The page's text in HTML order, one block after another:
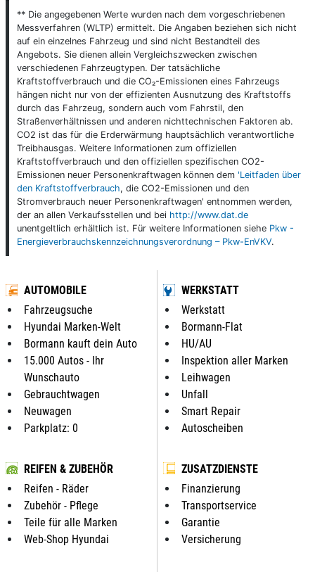
** Die angegebenen Werte wurden nach dem vorgeschriebenen
Messverfahren (WLTP) ermittelt. Die Angaben beziehen sich nicht
auf ein einzelnes Fahrzeug und sind nicht Bestandteil des
Angebots. Sie dienen allein Vergleichszwecken zwischen
verschiedenen Fahrzeugtypen. Der tatsächliche
Kraftstoffverbrauch und die CO₂-Emissionen eines Fahrzeugs
hängen nicht nur von der effizienten Ausnutzung des Kraftstoffs
durch das Fahrzeug, sondern auch vom Fahrstil, den
Straßenverhältnissen und anderen nichttechnischen Faktoren ab.
CO2 ist das für die Erderwärmung hauptsächlich verantwortliche
Treibhausgas. Weitere Informationen zum offiziellen
Kraftstoffverbrauch und den offiziellen spezifischen CO2-
Emissionen neuer Personenkraftwagen können dem 'Leitfaden über
den Kraftstoffverbrauch, die CO2-Emissionen und den
Stromverbrauch neuer Personenkraftwagen' entnommen werden,
der an allen Verkaufsstellen und bei http://www.dat.de
unentgeltlich erhältlich ist. Für weitere Informationen siehe Pkw -
Energieverbrauchskennzeichnungsverordnung – Pkw-EnVKV.
AUTOMOBILE
Fahrzeugsuche
Hyundai Marken-Welt
Bormann kauft dein Auto
15.000 Autos - Ihr
Wunschauto
Gebrauchtwagen
Neuwagen
Parkplatz: 0
WERKSTATT
Werkstatt
Bormann-Flat
HU/AU
Inspektion aller Marken
Leihwagen
Unfall
Smart Repair
Autoscheiben
REIFEN & ZUBEHÖR
Reifen - Räder
Zubehör - Pflege
Teile für alle Marken
Web-Shop Hyundai
ZUSATZDIENSTE
Finanzierung
Transportservice
Garantie
Versicherung